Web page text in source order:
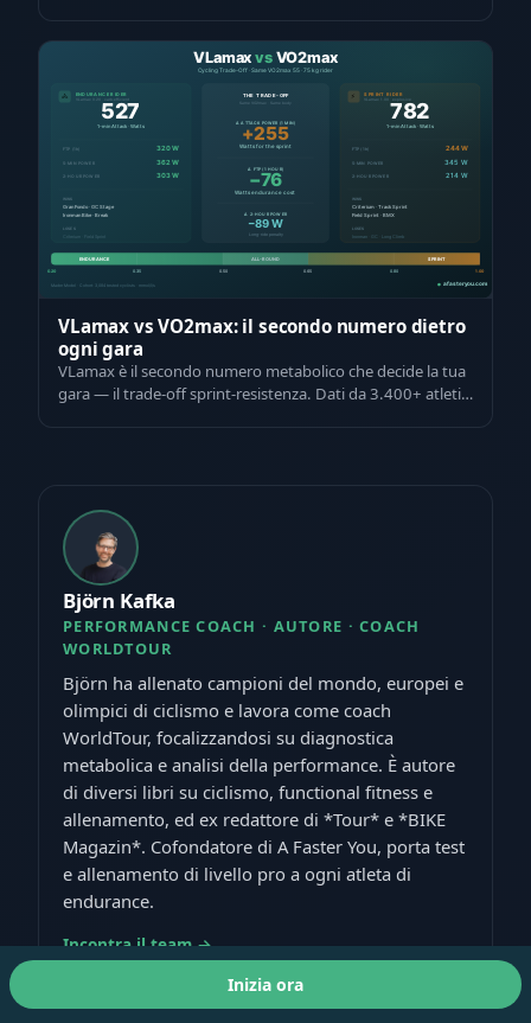
VLamax vs VO2max: il secondo numero dietro
ogni gara
VLamax è il secondo numero metabolico che decide la tua
gara — il trade-off sprint-resistenza. Dati da 3.400+ atleti
Björn Kafka
PERFORMANCE COACH · AUTORE · COACH
WORLDTOUR
Björn ha allenato campioni del mondo, europei e
olimpici di ciclismo e lavora come coach
WorldTour, focalizzandosi su diagnostica
metabolica e analisi della performance. È autore
di diversi libri su ciclismo, functional fitness e
allenamento, ed ex redattore di *Tour* e *BIKE
Magazin*. Cofondatore di A Faster You, porta test
e allenamento di livello pro a ogni atleta di
endurance.
Incontra il team →
Inizia ora